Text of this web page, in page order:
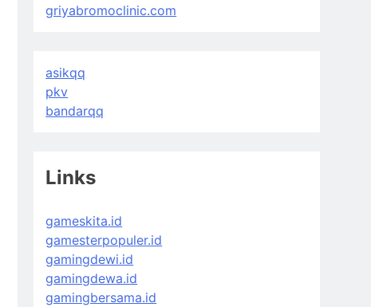
griyabromoclinic.com
asikqq
pkv
bandarqq
Links
gameskita.id
gamesterpopuler.id
gamingdewi.id
gamingdewa.id
gamingbersama.id